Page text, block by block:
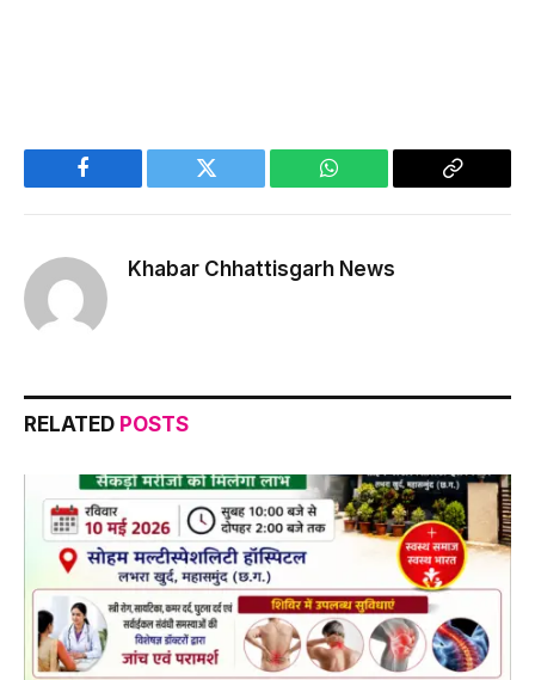
Facebook Twitter WhatsApp
Copy
Khabar Chhattisgarh News
RELATED POSTS